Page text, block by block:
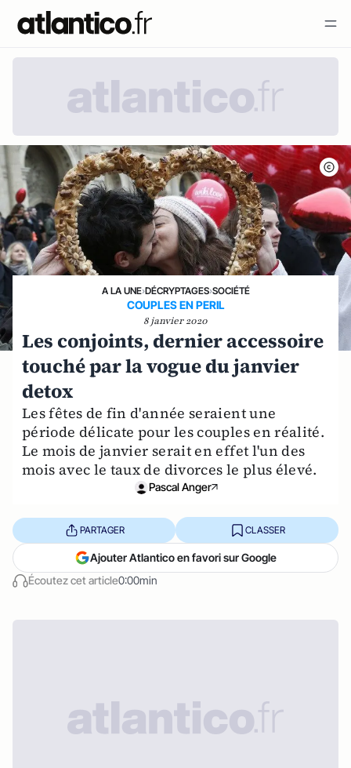
A LA UNE›DÉCRYPTAGES›SOCIÉTÉ
COUPLES EN PERIL
8 janvier 2020
Les conjoints, dernier accessoire
touché par la vogue du janvier
detox
Les fêtes de fin d'année seraient une
période délicate pour les couples en réalité.
Le mois de janvier serait en effet l'un des
mois avec le taux de divorces le plus élevé.
Pascal Anger
Écoutez cet article0:00min
PARTAGER CLASSER
Ajouter Atlantico en favori sur Google